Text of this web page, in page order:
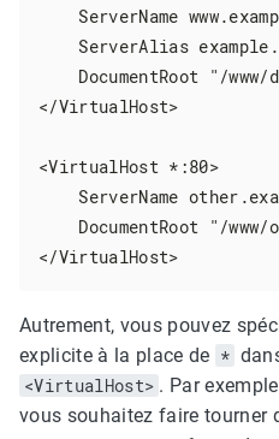
ServerName
ServerAlias
DocumentRoot "/www/
</VirtualHost>
<VirtualHost *:80>
ServerName
DocumentRoot "/www/
</VirtualHost>
Autrement, vous pouvez
explicite à la place de *
<VirtualHost> . Par
vous souhaitez faire tourner